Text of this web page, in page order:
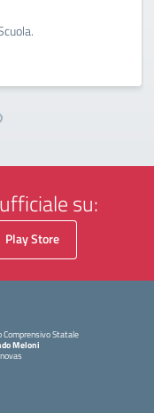
su:
Play Store
Statale
Meloni